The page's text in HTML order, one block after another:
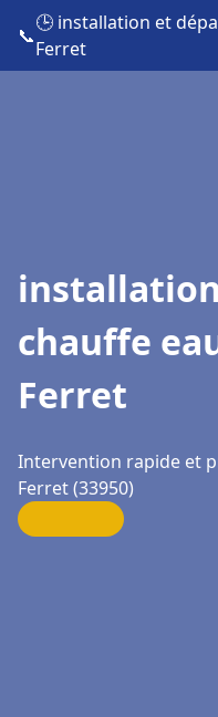
📞
🕒 installation et
Ferret
chauffe
Ferret
Intervention rapide et
Ferret (33950)